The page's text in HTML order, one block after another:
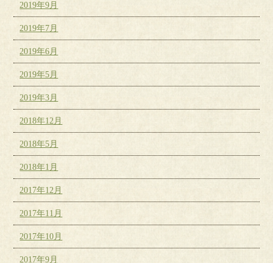
2019年9月
2019年7月
2019年6月
2019年5月
2019年3月
2018年12月
2018年5月
2018年1月
2017年12月
2017年11月
2017年10月
2017年9月